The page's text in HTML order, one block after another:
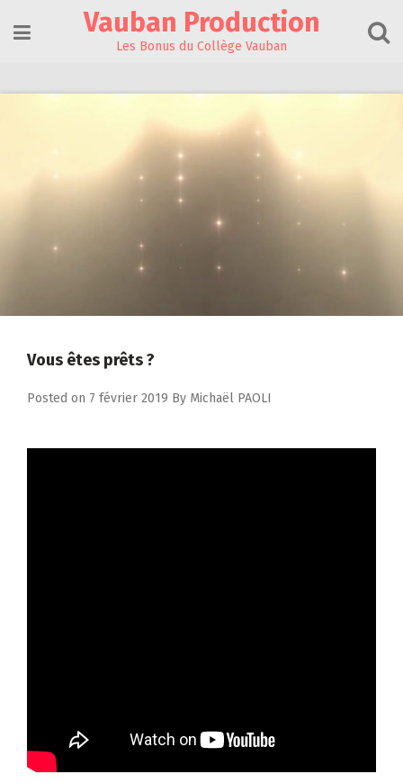
content
Vauban Production
Les Bonus du Collège Vauban
Vous êtes prêts ?
Posted on 7 février 2019 By Michaël PAOLI